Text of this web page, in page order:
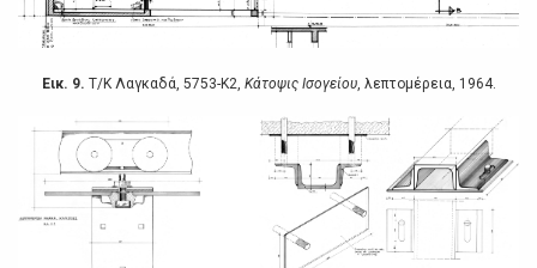
Εικ. 9. Τ/Κ Λαγκαδά, 5753-Κ2, Κάτoψις Iσoγείoυ, λεπτoμέρεια, 1964.